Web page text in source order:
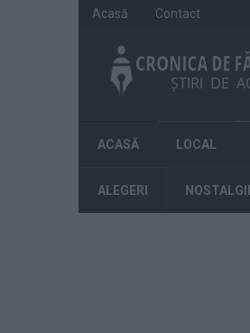
Acasă Contact
ACASĂ LOCAL
ALEGERI